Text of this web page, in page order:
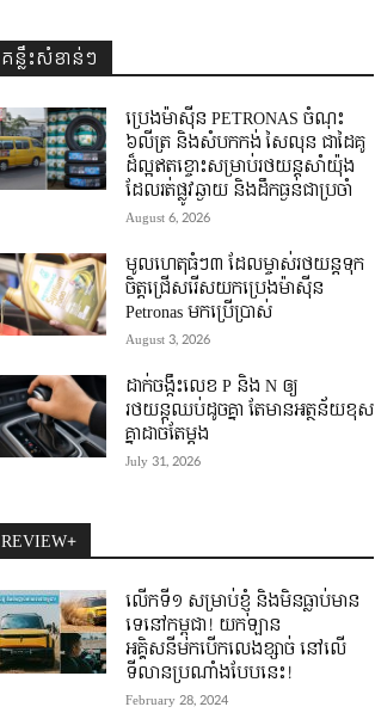
គន្លឹះសំខាន់ៗ
ប្រេងម៉ាស៊ីន PETRONAS ចំណុះ
៦លីត្រ និងសំបកកង់ សៃលុន ជាដៃគូ
ដ៏ល្អឥតខ្ចោះសម្រាប់រថយន្តសាំយ៉ុង
ដែលរត់ផ្លូវឆ្ងាយ និងដឹកធ្ងន់ជាប្រចាំ
August 6, 2026
មូលហេតុធំៗ៣ ដែលម្ចាស់រថយន្តទុក
ចិត្តជ្រើសរើសយកប្រេងម៉ាស៊ីន
Petronas មកប្រើប្រាស់
August 3, 2026
ដាក់ចង្កឹះលេខ P និង N ឲ្យ
រថយន្តឈប់ដូចគ្នា តែមានអត្ថន័យខុស
គ្នាដាច់តែម្តង
July 31, 2026
REVIEW+
លើកទី១ សម្រាប់ខ្ញុំ និងមិនធ្លាប់មាន
ទេនៅកម្ពុជា! យកឡាន
អគ្គិសនីមកបើកលេងខ្សាច់ នៅលើ
ទីលានប្រណាំងបែបនេះ!
February 28, 2024